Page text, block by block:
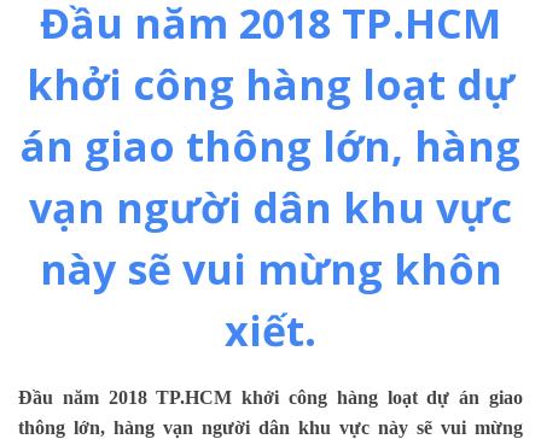
Đầu năm 2018 TP.HCM
khởi công hàng loạt dự
án giao thông lớn, hàng
vạn người dân khu vực
này sẽ vui mừng khôn
xiết.
Đầu năm 2018 TP.HCM khởi công hàng loạt dự án giao
thông lớn, hàng vạn người dân khu vực này sẽ vui mừng